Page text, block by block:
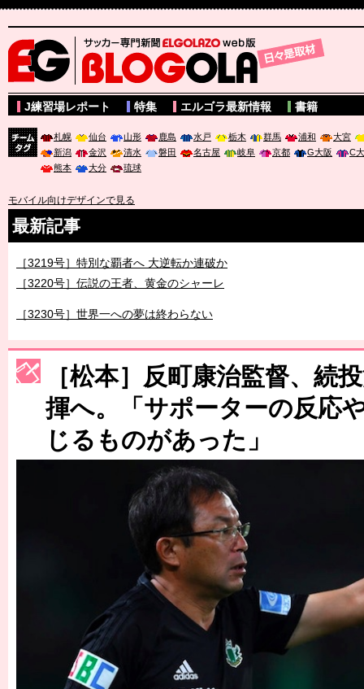
サッカー専門新聞ELGOLAZO web版 BLOGOLA
J練習場レポート 特集 エルゴラ最新情報 書籍
札幌 仙台 山形 鹿島 水戸 栃木 群馬 浦和
大宮
新潟
金沢 清水 磐田 名古屋 岐阜 京都 G大阪
C
熊本
大分 琉球
モバイル向けデザインで見る
最新記事
［3223号］一丸。日本出陣
［3222号］史上最大のW杯開幕 注目は「個」
［松本］反町康治監督、続
揮へ。「サポーターの反応
じるものがあった」